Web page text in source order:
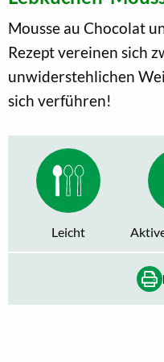
Mousse au Chocolat
Rezept vereinen sich
unwiderstehlichen
sich verführen!
Leicht